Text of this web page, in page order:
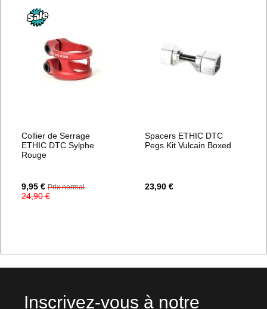
Collier de Serrage
ETHIC DTC Sylphe
Rouge
Prix
Spécial
9,95 € Prix normal
24,90 €
Spacers ETHIC DTC
Pegs Kit Vulcain Boxed
23,90 €
Inscrivez-vous à notre